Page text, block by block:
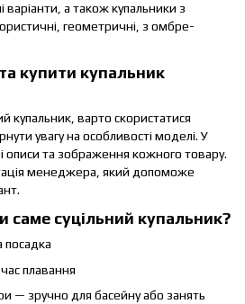
варіанти, а також купальники з
геометричні, з омбре-
купити купальник
купальник, варто скористатися
увагу на особливості моделі. У
описи та зображення кожного товару.
менеджера, який допоможе
саме суцільний купальник?
плавання
— зручно для басейну або занять